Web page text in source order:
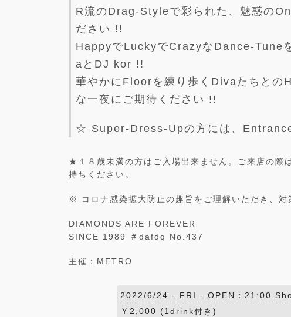
R流のDrag-Styleで彩られた、魅惑の
ださい !!
HappyでLuckyでCrazyなDance-Tune
aとDJ kor !!
華やかにFloorを練り歩くDivaたちと
な一夜にご期待ください !!
☆ Super-Dress-Upの方には、
★１８歳未満の方はご入場出来ません。ご来店の
持ちください。
※ コロナ感染拡大防止の趣旨をご理解いただき、対
DIAMONDS ARE FOREVER
SINCE 1989 ＃dafdq No.437
主催：METRO
2022/6/24 - FRI - OPEN：21:00
￥2,000 (1drink付き)